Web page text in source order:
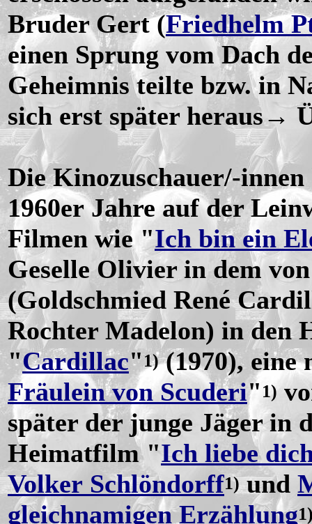
Bruder Gert (Friedhelm
einen Sprung vom Dach
Geheimnis teilte bzw. in
sich erst später heraus→
Die Kinozuschauer/-
1960er Jahre auf der
Filmen wie "Ich bin ein
Geselle Olivier in dem
(Goldschmied René
Rochter Madelon) in den
"Cardillac"1)(1970), eine
Fräulein von Scuderi" 1)
später der junge Jäger in
Heimatfilm "Ich liebe
Volker Schlöndorff1)und
gleichnamigen Erzählung